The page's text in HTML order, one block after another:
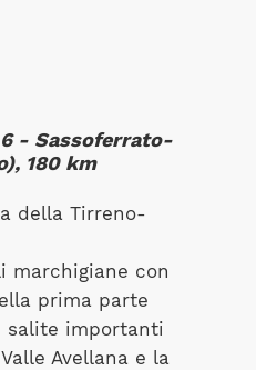
- Sassoferrato-
180 km
della Tirreno-
marchigiane con
prima parte
salite importanti
Avellana e la